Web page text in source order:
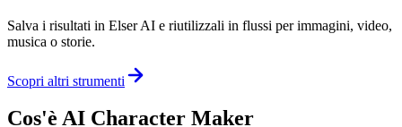
Salva i risultati in Elser AI e riutilizzali in flussi per immagini, video,
musica o storie.
Scopri altri strumenti
Cos'è AI Character Maker